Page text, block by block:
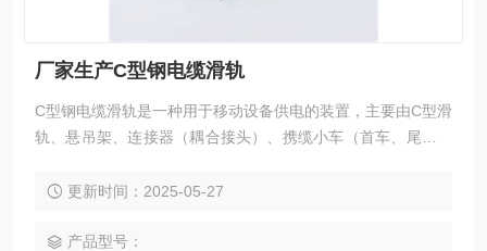
厂家生产C型钢电缆滑轨
C型钢电缆滑轨‌是一种用于移动设备供电的装置，主要由C型滑
轨、悬吊架、连接器（耦合接头）、携缆小车（首车、尾车、
全可靠，适用于多种环境，包括室内、室外、多尘、多灰、温
更新时间：2025-05-27
产品型号：